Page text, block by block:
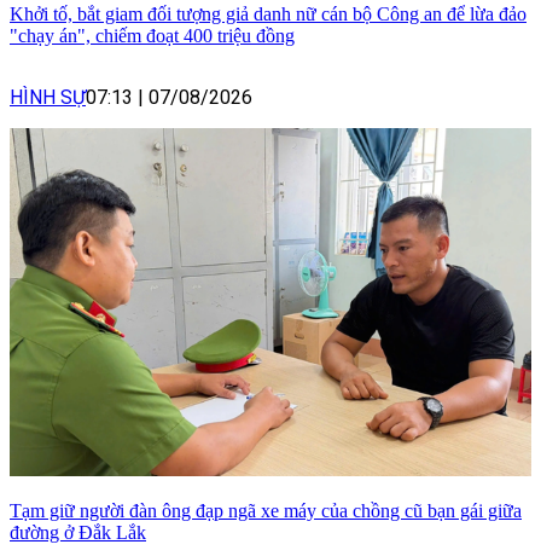
Khởi tố, bắt giam đối tượng giả danh nữ cán bộ Công an để lừa đảo
"chạy án", chiếm đoạt 400 triệu đồng
HÌNH SỰ07:13 | 07/08/2026
Tạm giữ người đàn ông đạp ngã xe máy của chồng cũ bạn gái giữa
đường ở Đắk Lắk